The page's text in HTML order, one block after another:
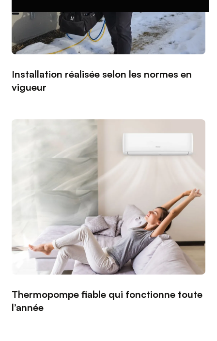
Installation réalisée selon les normes en
vigueur
Thermopompe fiable qui fonctionne toute
l’année